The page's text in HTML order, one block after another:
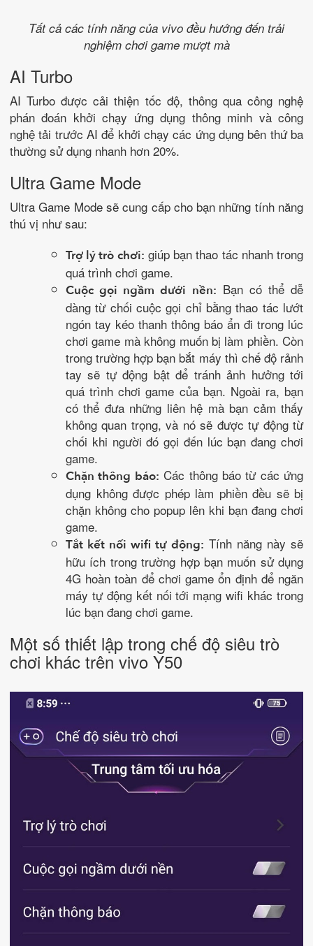
Tất cả các tính năng của vivo đều hướng đến trải
nghiệm chơi game mượt mà
AI Turbo
AI Turbo được cải thiện tốc độ, thông qua công nghệ
phán đoán khởi chạy ứng dụng thông minh và công
nghệ tải trước AI để khởi chạy các ứng dụng bên thứ ba
thường sử dụng nhanh hơn 20%.
Ultra Game Mode
Ultra Game Mode sẽ cung cấp cho bạn những tính năng
thú vị như sau:
Trợ lý trò chơi: giúp bạn thao tác nhanh trong
quá trình chơi game.
Cuộc gọi ngầm dưới nền: Bạn có thể dễ
dàng từ chối cuộc gọi chỉ bằng thao tác lướt
ngón tay kéo thanh thông báo ẩn đi trong lúc
chơi game mà không muốn bị làm phiền. Còn
trong trường hợp bạn bắt máy thì chế độ rảnh
tay sẽ tự động bật để tránh ảnh hưởng tới
quá trình chơi game của bạn. Ngoài ra, bạn
có thể đưa những liên hệ mà bạn cảm thấy
không quan trọng, và nó sẽ được tự động từ
chối khi người đó gọi đến lúc bạn đang chơi
game.
Chặn thông báo: Các thông báo từ các ứng
dụng không được phép làm phiền đều sẽ bị
chặn không cho popup lên khi bạn đang chơi
game.
Tắt kết nối wifi tự động: Tính năng này sẽ
hữu ích trong trường hợp bạn muốn sử dụng
4G hoàn toàn để chơi game ổn định để ngăn
máy tự động kết nối tới mạng wifi khác trong
lúc bạn đang chơi game.
Một số thiết lập trong chế độ siêu trò
chơi khác trên vivo Y50